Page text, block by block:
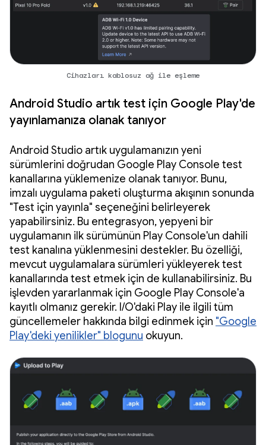
Cihazları kablosuz ağ ile eşleme
Android Studio artık test için Google Play'de
yayınlamanıza olanak tanıyor
Android Studio artık uygulamanızın yeni
sürümlerini doğrudan Google Play Console test
kanallarına yüklemenize olanak tanıyor. Bunu,
imzalı uygulama paketi oluşturma akışının sonunda
"Test için yayınla" seçeneğini belirleyerek
yapabilirsiniz. Bu entegrasyon, yepyeni bir
uygulamanın ilk sürümünün Play Console'un dahili
test kanalına yüklenmesini destekler. Bu özelliği,
mevcut uygulamalara sürümleri yükleyerek test
kanallarında test etmek için de kullanabilirsiniz. Bu
işlevden yararlanmak için Google Play Console'a
kayıtlı olmanız gerekir. I/O'daki Play ile ilgili tüm
güncellemeler hakkında bilgi edinmek için "Google
Play'deki yenilikler" blogunu okuyun.